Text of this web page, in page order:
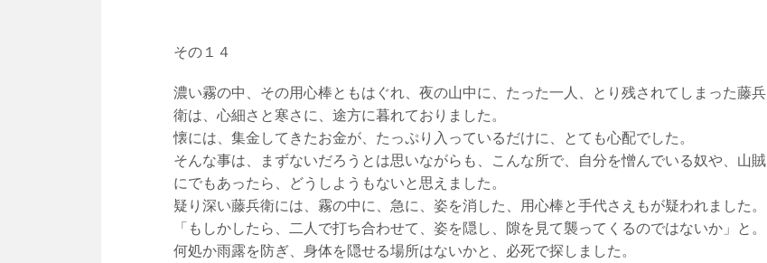
その１４
濃い霧の中、その用心棒ともはぐれ、夜の山中に、たった一人、とり残されてしまった藤兵
衛は、心細さと寒さに、途方に暮れておりました。
懐には、集金してきたお金が、たっぷり入っているだけに、とても心配でした。
そんな事は、まずないだろうとは思いながらも、こんな所で、自分を憎んでいる奴や、山賊
にでもあったら、どうしようもないと思えました。
疑り深い藤兵衛には、霧の中に、急に、姿を消した、用心棒と手代さえもが疑われました。
「もしかしたら、二人で打ち合わせて、姿を隠し、隙を見て襲ってくるのではないか」と。
何処か雨露を防ぎ、身体を隠せる場所はないかと、必死で探しました。